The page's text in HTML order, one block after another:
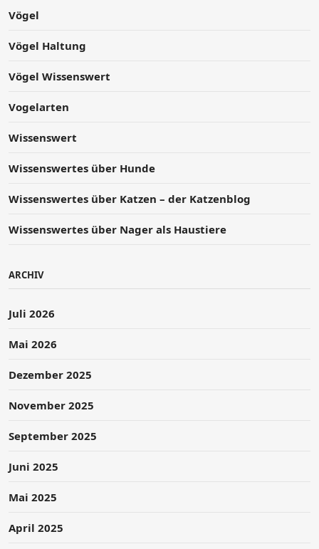
Vögel
Vögel Haltung
Vögel Wissenswert
Vogelarten
Wissenswert
Wissenswertes über Hunde
Wissenswertes über Katzen – der Katzenblog
Wissenswertes über Nager als Haustiere
ARCHIV
Juli 2026
Mai 2026
Dezember 2025
November 2025
September 2025
Juni 2025
Mai 2025
April 2025